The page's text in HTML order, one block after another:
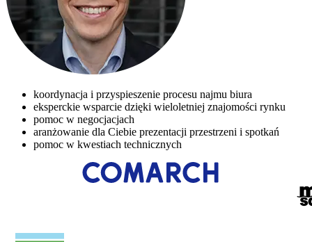
koordynacja i przyspieszenie procesu najmu biura
eksperckie wsparcie dzięki wieloletniej znajomości rynku
pomoc w negocjacjach
aranżowanie dla Ciebie prezentacji przestrzeni i spotkań
pomoc w kwestiach technicznych